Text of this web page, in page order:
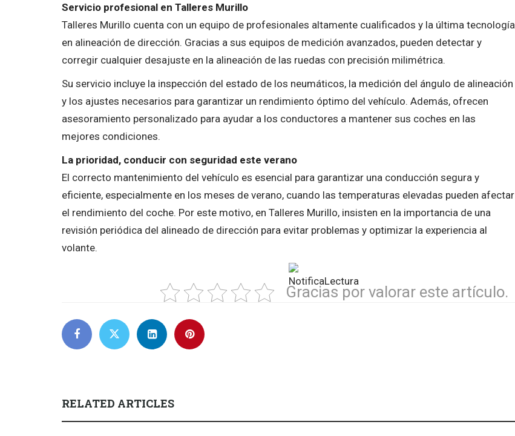
Servicio profesional en Talleres Murillo
Talleres Murillo cuenta con un equipo de profesionales altamente cualificados y la última tecnología
en alineación de dirección. Gracias a sus equipos de medición avanzados, pueden detectar y
corregir cualquier desajuste en la alineación de las ruedas con precisión milimétrica.
Su servicio incluye la inspección del estado de los neumáticos, la medición del ángulo de alineación
y los ajustes necesarios para garantizar un rendimiento óptimo del vehículo. Además, ofrecen
asesoramiento personalizado para ayudar a los conductores a mantener sus coches en las
mejores condiciones.
La prioridad, conducir con seguridad este verano
El correcto mantenimiento del vehículo es esencial para garantizar una conducción segura y
eficiente, especialmente en los meses de verano, cuando las temperaturas elevadas pueden afectar
el rendimiento del coche. Por este motivo, en Talleres Murillo, insisten en la importancia de una
revisión periódica del alineado de dirección para evitar problemas y optimizar la experiencia al
volante.
Gracias por valorar este artículo.
RELATED ARTICLES